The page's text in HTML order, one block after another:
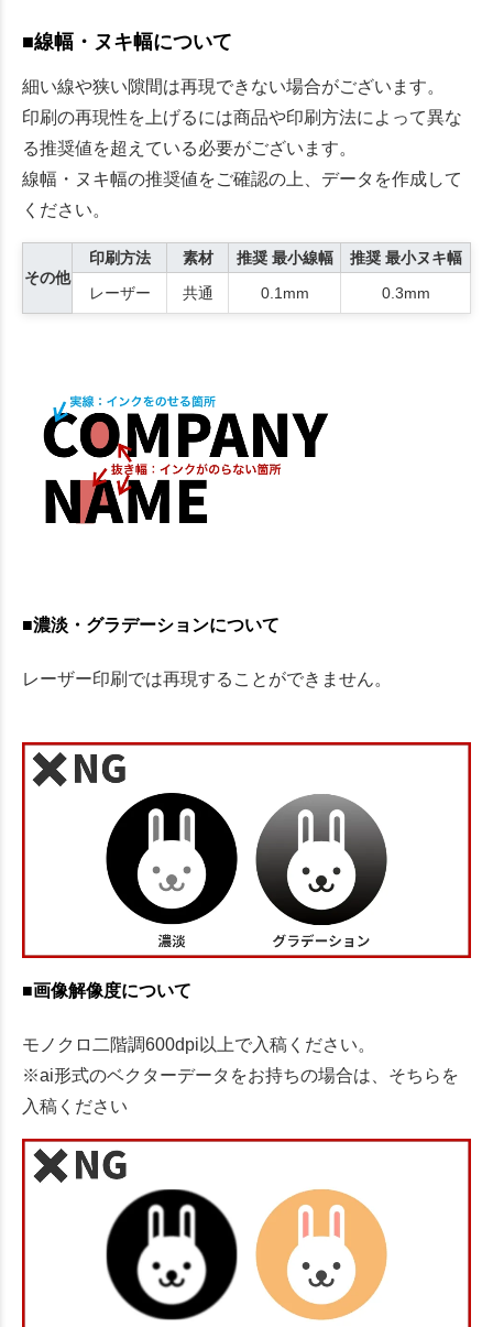
■線幅・ヌキ幅について
細い線や狭い隙間は再現できない場合がございます。
印刷の再現性を上げるには商品や印刷方法によって異な
る推奨値を超えている必要がございます。
線幅・ヌキ幅の推奨値をご確認の上、データを作成して
ください。
その他
印刷方法 素材 推奨 最小線幅
推奨 最小ヌキ幅
レーザー
共通 0.1mm 0.3mm
■濃淡・グラデーションについて
レーザー印刷では再現することができません。
■画像解像度について
モノクロ二階調600dpi以上で入稿ください。
※ai形式のベクターデータをお持ちの場合は、そちらを
入稿ください